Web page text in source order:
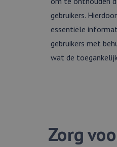
gebruikers.
essentiële
gebruikers met
wat de
Zorg
_clck
_clsk
Naam